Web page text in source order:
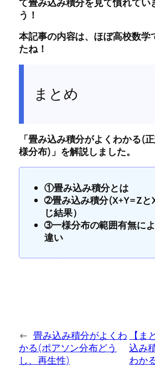
う！
本記事の内容は、ほぼ高校数学
たね！
まとめ
「畳み込み積分がよくわかる(
様分布)」を解説しました。
①畳み込み積分とは
➁畳み込み積分(X+Y=Zと
じ結果）
➂一様分布の範囲有無に
違い
← 畳み込み積分がよくわ
かる(ポアソン分布どう
し、再生性)
【ま
込み
わか